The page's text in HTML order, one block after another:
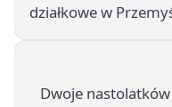
działkowe w
Dwoje